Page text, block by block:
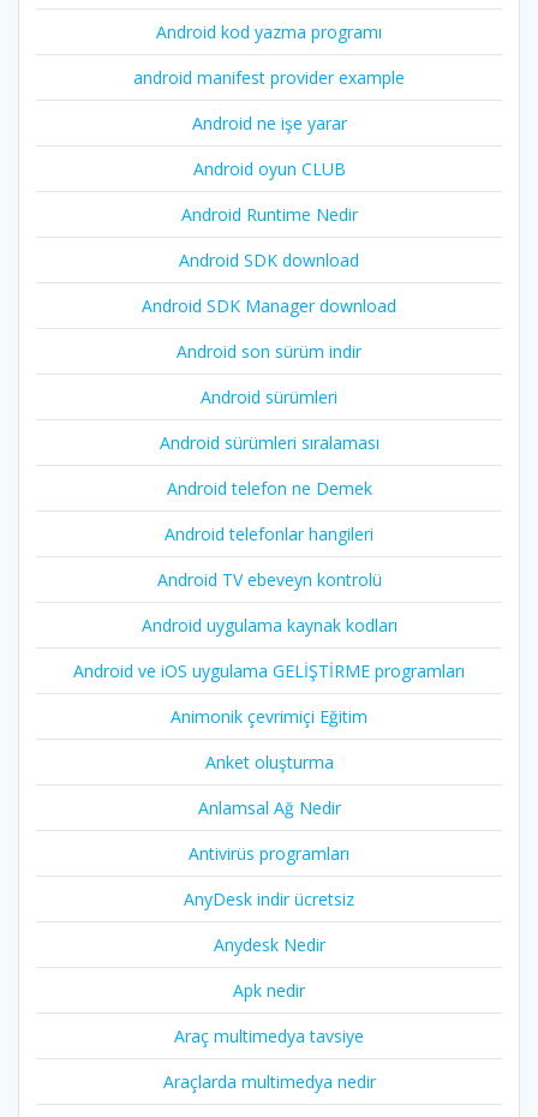
Android kod yazma programı
android manifest provider example
Android ne işe yarar
Android oyun CLUB
Android Runtime Nedir
Android SDK download
Android SDK Manager download
Android son sürüm indir
Android sürümleri
Android sürümleri sıralaması
Android telefon ne Demek
Android telefonlar hangileri
Android TV ebeveyn kontrolü
Android uygulama kaynak kodları
Android ve iOS uygulama GELİŞTİRME programları
Animonik çevrimiçi Eğitim
Anket oluşturma
Anlamsal Ağ Nedir
Antivirüs programları
AnyDesk indir ücretsiz
Anydesk Nedir
Apk nedir
Araç multimedya tavsiye
Araçlarda multimedya nedir